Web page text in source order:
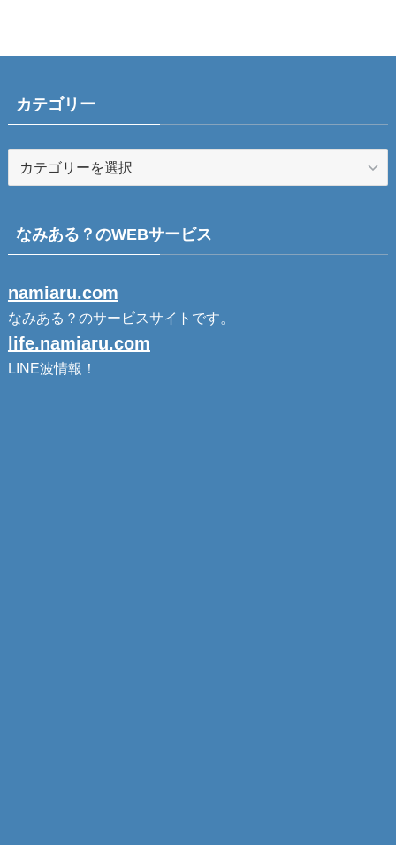
カテゴリー
なみある？のWEBサービス
namiaru.com
なみある？のサービスサイトです。
life.namiaru.com
LINE波情報！